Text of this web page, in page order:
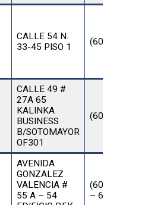
CALLE 54 N.
33-45 PISO 1
(602)
CALLE 49 #
27A 65
KALINKA
BUSINESS
B/SOTOMAYOR
OF301
(602)
AVENIDA
GONZALEZ
VALENCIA #
55 A – 54
(602)
– 6914347